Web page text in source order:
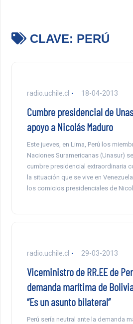
CLAVE: PERÚ
radio.uchile.cl 18-04-2013
Cumbre presidencial de
apoyo a Nicolás Maduro
Este jueves, en Lima, Perú los
Naciones Suramericanas (Unasur)
cumbre presidencial extraordinaria
la situación que se vive en
los comicios presidenciales de
radio.uchile.cl 29-03-2013
Viceministro de RR.EE de
demanda marítima de
“Es un asunto bilateral”
Perú sería neutral ante la demanda